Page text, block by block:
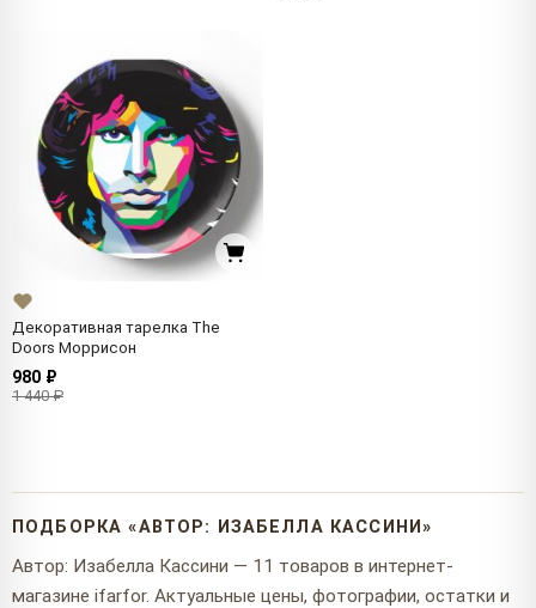
Декоративная тарелка The
Doors Моррисон
980 ₽
1 440 ₽
ПОДБОРКА «АВТОР: ИЗАБЕЛЛА КАССИНИ»
Автор: Изабелла Кассини — 11 товаров в интернет-
магазине ifarfor. Актуальные цены, фотографии, остатки и